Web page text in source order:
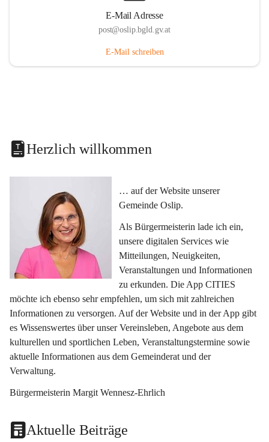
E-Mail Adresse
post@oslip.bgld.gv.at
E-Mail schreiben
Herzlich willkommen
… auf der Website unserer
Gemeinde Oslip.
Als Bürgermeisterin lade ich ein,
unsere digitalen Services wie
Mitteilungen, Neuigkeiten,
Veranstaltungen und Informationen
zu erkunden. Die App CITIES
möchte ich ebenso sehr empfehlen, um sich mit zahlreichen
Informationen zu versorgen. Auf der Website und in der App gibt
es Wissenswertes über unser Vereinsleben, Angebote aus dem
kulturellen und sportlichen Leben, Veranstaltungstermine sowie
aktuelle Informationen aus dem Gemeinderat und der
Verwaltung.
Bürgermeisterin Margit Wennesz-Ehrlich
Aktuelle Beiträge